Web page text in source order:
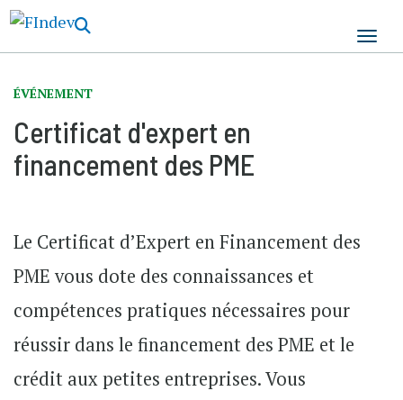
ÉVÉNEMENT
Certificat d'expert en
financement des PME
Le Certificat d’Expert en Financement des
PME vous dote des connaissances et
compétences pratiques nécessaires pour
réussir dans le financement des PME et le
crédit aux petites entreprises.Vous